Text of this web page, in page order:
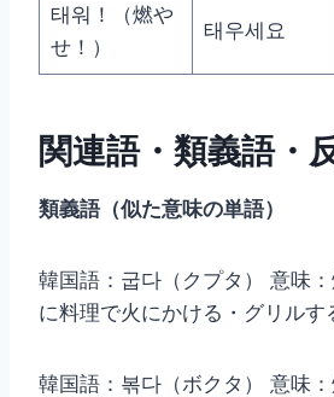
태워！（燃や
せ！）
태우세요
関連語・類義語・
類義語（似た意味の単語）
韓国語：굽다（クプタ） 意味
に料理で火にかける・グリルす
韓国語：볶다（ボクタ） 意味